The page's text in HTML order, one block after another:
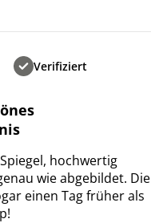
Verifiziert
hochwertig
wie abgebildet. Die
einen Tag früher als